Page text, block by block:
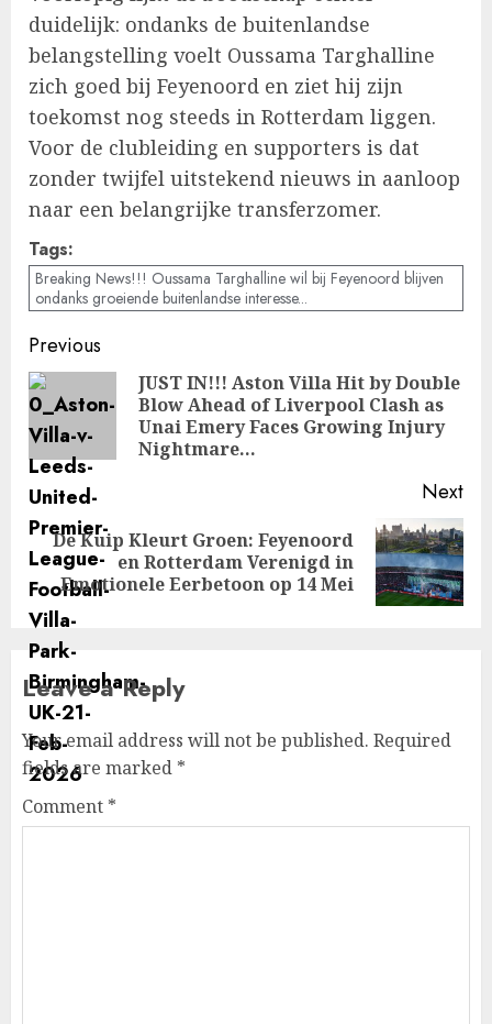
duidelijk: ondanks de buitenlandse
belangstelling voelt Oussama Targhalline
zich goed bij Feyenoord en ziet hij zijn
toekomst nog steeds in Rotterdam liggen.
Voor de clubleiding en supporters is dat
zonder twijfel uitstekend nieuws in aanloop
naar een belangrijke transferzomer.
Tags:
Breaking News!!! Oussama Targhalline wil bij Feyenoord blijven
ondanks groeiende buitenlandse interesse...
Post
navigation
Previous
JUST IN!!! Aston Villa Hit by Double
Blow Ahead of Liverpool Clash as
Unai Emery Faces Growing Injury
Nightmare…
Next
Next
post:
De Kuip Kleurt Groen: Feyenoord
en Rotterdam Verenigd in
Emotionele Eerbetoon op 14 Mei
Leave a Reply
Your email address will not be published. Required
fields are marked *
Comment *